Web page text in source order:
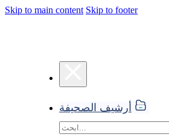
Skip to main content Skip to footer
أرشيف الصحيفة